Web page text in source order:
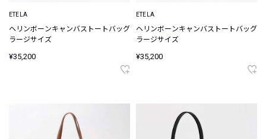
ETELA
ヘリンボーンキャンバストートバッグ
ラージサイズ
¥35,200
ETELA
ヘリンボーンキャンバストートバッグ
ラージサイズ
¥35,200